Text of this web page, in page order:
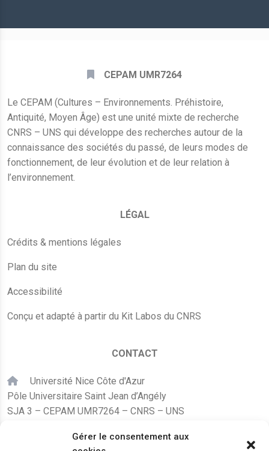
Gérer le consentement aux
CEPAM UMR7264
Le CEPAM (Cultures – Environnements. Préhistoire,
Antiquité, Moyen Âge) est une unité mixte de recherche
CNRS – UNS qui développe des recherches autour de la
connaissance des sociétés du passé, de leurs modes de
fonctionnement, de leur évolution et de leur relation à
l’environnement.
LÉGAL
Crédits & mentions légales
Plan du site
Accessibilité
Conçu et adapté à partir du Kit Labos du CNRS
CONTACT
Université Nice Côte d'Azur
Pôle Universitaire Saint Jean d’Angély
SJA 3 – CEPAM UMR7264 – CNRS – UNS